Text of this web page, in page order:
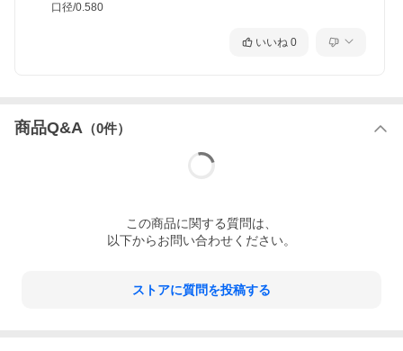
口径/0.580
いいね 0
商品Q&A （0件）
この商品に関する質問は、
以下からお問い合わせください。
ストアに質問を投稿する